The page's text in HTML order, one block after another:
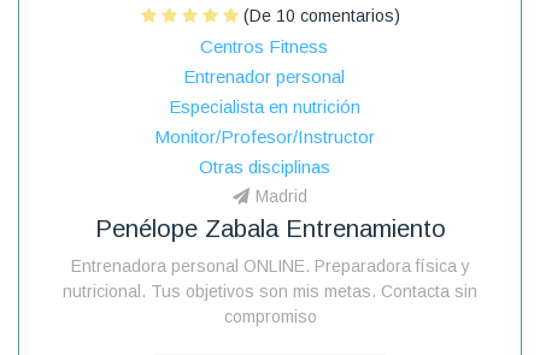
(De 10 comentarios)
Centros Fitness
Entrenador personal
Especialista en nutrición
Monitor/Profesor/Instructor
Otras disciplinas
Madrid
Penélope Zabala Entrenamiento
Entrenadora personal ONLINE. Preparadora física y
nutricional. Tus objetivos son mis metas. Contacta sin
compromiso